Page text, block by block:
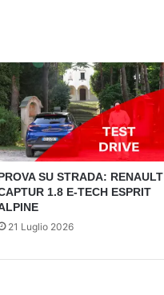
SU STRADA: RENAULT
1.8 E-TECH ESPRIT
21 Luglio 2026